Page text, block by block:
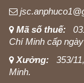
Mã số thuế:
Chí Minh cấp
Xưởng:
353/
Minh.